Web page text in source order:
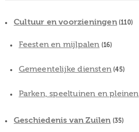
Cultuur en voorzieningen(110)
Feesten en mijlpalen (16)
Gemeentelijke diensten (45)
Parken, speeltuinen en pleinen
Geschiedenis van Zuilen (35)